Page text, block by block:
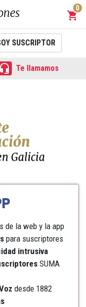
shopping_cart
0
SUSCRIPTOR
 Te llamamos
de la web y la app
para suscriptores
intrusiva
SUMA
desde 1882